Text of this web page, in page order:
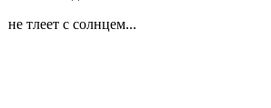
не тлеет с солнцем...